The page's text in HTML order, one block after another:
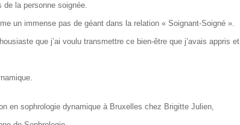
la personne soignée.
un immense pas de géant dans la relation « Soignant-Soigné ».
que j’ai voulu transmettre ce bien-être que j’avais appris et
en sophrologie dynamique à Bruxelles chez Brigitte Julien,